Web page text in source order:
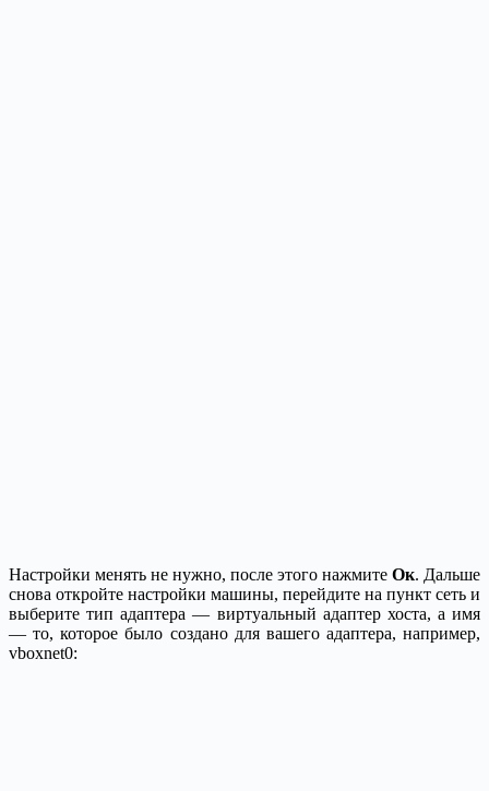
Настройки менять не нужно, после этого нажмите Ок. Дальше
снова откройте настройки машины, перейдите на пункт сеть и
выберите тип адаптера — виртуальный адаптер хоста, а имя
— то, которое было создано для вашего адаптера, например,
vboxnet0: